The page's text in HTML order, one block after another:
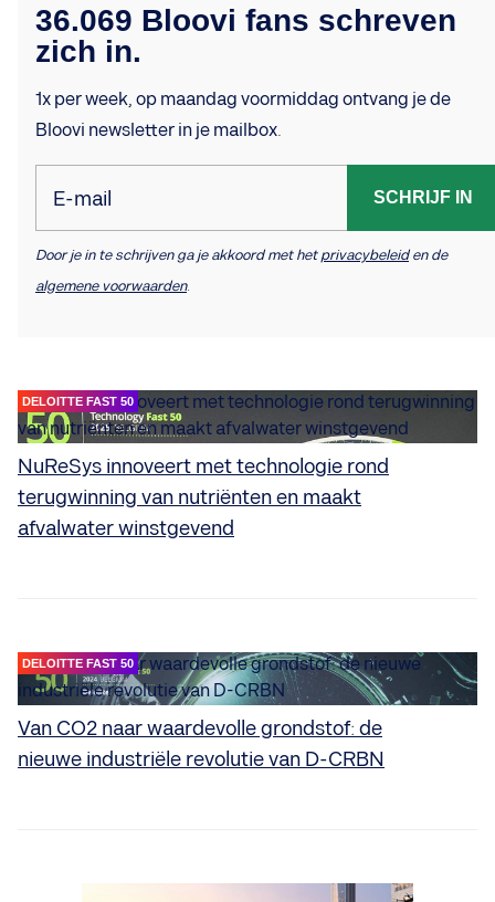
36.069 Bloovi fans schreven
zich in.
1x per week, op maandag voormiddag ontvang je de
Bloovi newsletter in je mailbox.
E-mail SCHRIJF IN
Door je in te schrijven ga je akkoord met hetprivacybeleiden de
algemene voorwaarden.
DELOITTE FAST 50
NuReSys innoveert met technologie rond
terugwinning van nutriënten en maakt
afvalwater winstgevend
DELOITTE FAST 50
Van CO2 naar waardevolle grondstof: de
nieuwe industriële revolutie van D-CRBN